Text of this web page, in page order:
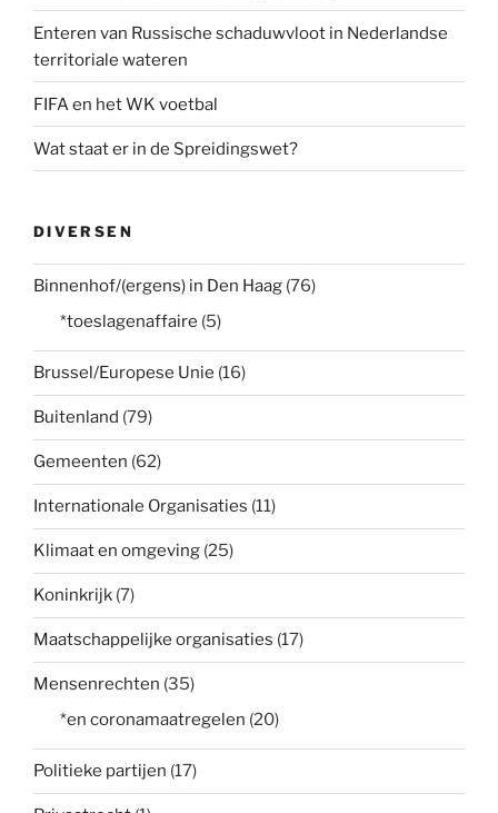
Enteren van Russische schaduwvloot in Nederlandse
territoriale wateren
FIFA en het WK voetbal
Wat staat er in de Spreidingswet?
DIVERSEN
Binnenhof/(ergens) in Den Haag (76)
*toeslagenaffaire (5)
Brussel/Europese Unie (16)
Buitenland (79)
Gemeenten (62)
Internationale Organisaties (11)
Klimaat en omgeving (25)
Koninkrijk (7)
Maatschappelijke organisaties (17)
Mensenrechten (35)
*en coronamaatregelen (20)
Politieke partijen (17)